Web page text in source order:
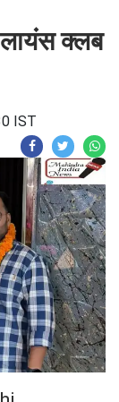
क्लब
IST